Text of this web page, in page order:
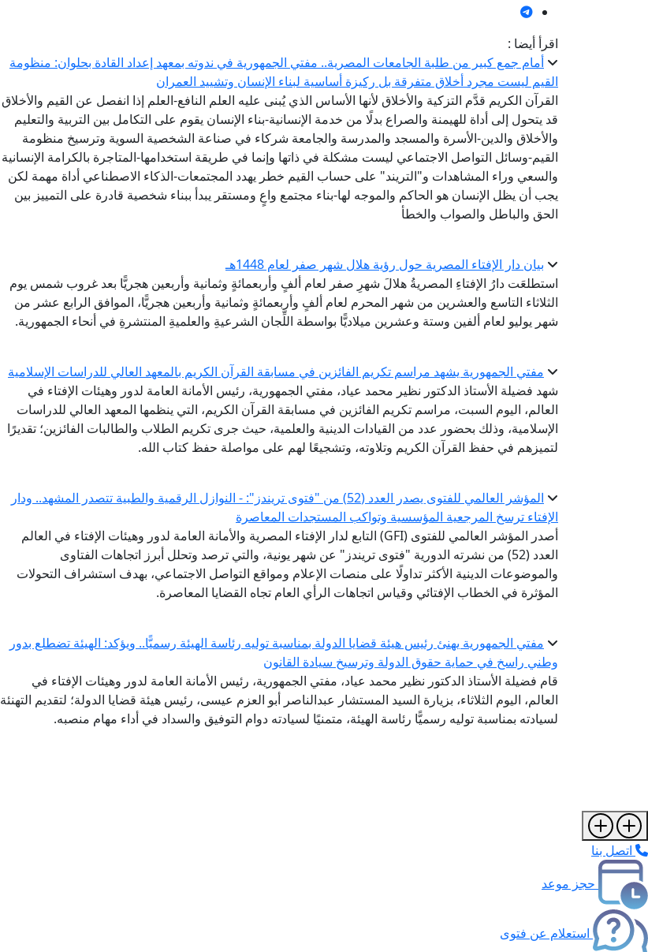
اقرأ أيضا :
أمام جمع كبير من طلبة الجامعات المصرية.. مفتي الجمهورية في ندوته بمعهد إعداد القادة بحلوان: منظومة
القيم ليست مجرد أخلاق متفرقة بل ركيزة أساسية لبناء الإنسان وتشييد العمران
القرآن الكريم قدَّم التزكية والأخلاق لأنها الأساس الذي يُبنى عليه العلم النافع-العلم إذا انفصل عن القيم والأخلاق
قد يتحول إلى أداة للهيمنة والصراع بدلًا من خدمة الإنسانية-بناء الإنسان يقوم على التكامل بين التربية والتعليم
والأخلاق والدين-الأسرة والمسجد والمدرسة والجامعة شركاء في صناعة الشخصية السوية وترسيخ منظومة
القيم-وسائل التواصل الاجتماعي ليست مشكلة في ذاتها وإنما في طريقة استخدامها-المتاجرة بالكرامة الإنسانية
والسعي وراء المشاهدات و"التريند" على حساب القيم خطر يهدد المجتمعات-الذكاء الاصطناعي أداة مهمة لكن
يجب أن يظل الإنسان هو الحاكم والموجه لها-بناء مجتمع واعٍ ومستقر يبدأ ببناء شخصية قادرة على التمييز بين
الحق والباطل والصواب والخطأ
بيان دار الإفتاء المصرية حول رؤية هلال شهر صفر لعام 1448هـ
استطلعَت دارُ الإفتاءِ المصريةُ هلالَ شهرِ صفر لعام ألفٍ وأربعمائةٍ وثمانية وأربعين هجريًّا بعد غروب شمس يوم
الثلاثاء التاسع والعشرين من شهر المحرم لعام ألفٍ وأربعمائةٍ وثمانية وأربعين هجريًّا، الموافق الرابع عشر من
شهر يوليو لعام ألفين وستة وعشرين ميلاديًّا بواسطة اللِّجان الشرعيةِ والعلميةِ المنتشرةِ في أنحاء الجمهورية.
مفتي الجمهورية يشهد مراسم تكريم الفائزين في مسابقة القرآن الكريم بالمعهد العالي للدراسات الإسلامية
شهد فضيلة الأستاذ الدكتور نظير محمد عياد، مفتي الجمهورية، رئيس الأمانة العامة لدور وهيئات الإفتاء في
العالم، اليوم السبت، مراسم تكريم الفائزين في مسابقة القرآن الكريم، التي ينظمها المعهد العالي للدراسات
الإسلامية، وذلك بحضور عدد من القيادات الدينية والعلمية، حيث جرى تكريم الطلاب والطالبات الفائزين؛ تقديرًا
لتميزهم في حفظ القرآن الكريم وتلاوته، وتشجيعًا لهم على مواصلة حفظ كتاب الله.
المؤشر العالمي للفتوى يصدر العدد (52) من "فتوى تريندز": - النوازل الرقمية والطبية تتصدر المشهد.. ودار
الإفتاء ترسخ المرجعية المؤسسية وتواكب المستجدات المعاصرة
أصدر المؤشر العالمي للفتوى (GFI) التابع لدار الإفتاء المصرية والأمانة العامة لدور وهيئات الإفتاء في العالم
العدد (52) من نشرته الدورية "فتوى تريندز" عن شهر يونية، والتي ترصد وتحلل أبرز اتجاهات الفتاوى
والموضوعات الدينية الأكثر تداولًا على منصات الإعلام ومواقع التواصل الاجتماعي، بهدف استشراف التحولات
المؤثرة في الخطاب الإفتائي وقياس اتجاهات الرأي العام تجاه القضايا المعاصرة.
مفتي الجمهورية يهنئ رئيس هيئة قضايا الدولة بمناسبة توليه رئاسة الهيئة رسميًّا.. ويؤكد: الهيئة تضطلع بدور
وطني راسخ في حماية حقوق الدولة وترسيخ سيادة القانون
قام فضيلة الأستاذ الدكتور نظير محمد عياد، مفتي الجمهورية، رئيس الأمانة العامة لدور وهيئات الإفتاء في
العالم، اليوم الثلاثاء، بزيارة السيد المستشار عبدالناصر أبو العزم عيسى، رئيس هيئة قضايا الدولة؛ لتقديم التهنئة
لسيادته بمناسبة توليه رسميًّا رئاسة الهيئة، متمنيًا لسيادته دوام التوفيق والسداد في أداء مهام منصبه.
اتصل بنا
حجز موعد
استعلام عن فتوى